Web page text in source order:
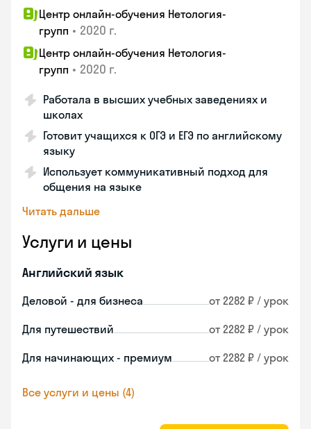
Центр онлайн-обучения Нетология-
групп • 2020 г.
Центр онлайн-обучения Нетология-
групп • 2020 г.
Работала в высших учебных заведениях и
школах
Готовит учащихся к ОГЭ и ЕГЭ по английскому
языку
Использует коммуникативный подход для
общения на языке
Читать дальше
Услуги и цены
Английский язык
Деловой - для бизнеса от 2282 ₽ / урок
Для путешествий от 2282 ₽ / урок
Для начинающих - премиум от 2282 ₽ / урок
Все услуги и цены (4)